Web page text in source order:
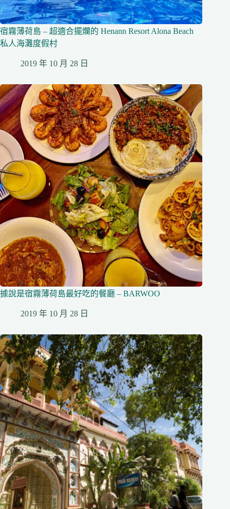
宿霧薄荷島 – 超適合擺爛的 Henann Resort Alona Beach
私人海灘度假村
2019 年 10 月 28 日
據說是宿霧薄荷島最好吃的餐廳 – BARWOO
2019 年 10 月 28 日